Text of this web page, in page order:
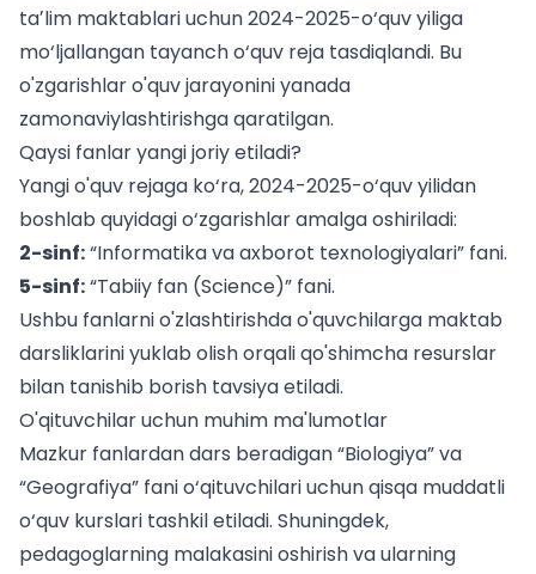
taʼlim maktablari uchun 2024-2025-o‘quv yiliga
mo‘ljallangan tayanch o‘quv reja tasdiqlandi. Bu
o'zgarishlar o'quv jarayonini yanada
zamonaviylashtirishga qaratilgan.
Qaysi fanlar yangi joriy etiladi?
Yangi o'quv rejaga ko‘ra, 2024-2025-o‘quv yilidan
boshlab quyidagi o‘zgarishlar amalga oshiriladi:
2-sinf:“Informatika va axborot texnologiyalari” fani.
5-sinf:“Tabiiy fan (Science)” fani.
Ushbu fanlarni o'zlashtirishda o'quvchilarga maktab
darsliklarini yuklab olishorqali qo'shimcha resurslar
bilan tanishib borish tavsiya etiladi.
O'qituvchilar uchun muhim ma'lumotlar
Mazkur fanlardan dars beradigan “Biologiya” va
“Geografiya” fani o‘qituvchilari uchun qisqa muddatli
o‘quv kurslari tashkil etiladi. Shuningdek,
pedagoglarning malakasini oshirish va ularning